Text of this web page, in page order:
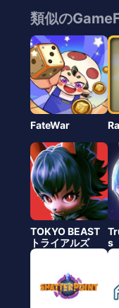
類似の
FateWar
TOKYO BEAST
トライアルズ
s
ジ